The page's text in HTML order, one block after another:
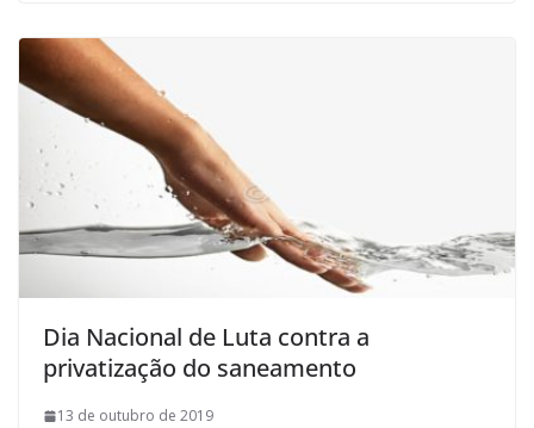
Dia Nacional de Luta contra a
privatização do saneamento
13 de outubro de 2019